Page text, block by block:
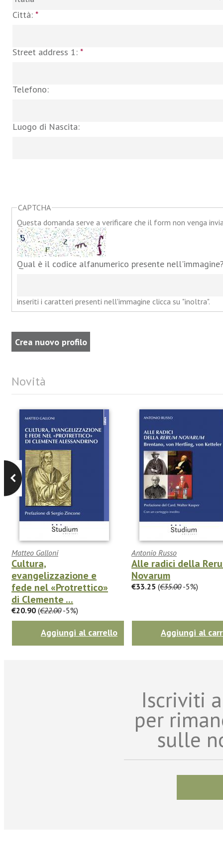
Città: *
Street address 1: *
Telefono:
Luogo di Nascita:
CAPTCHA
Questa domanda serve a verificare che il form non venga
Qual è il codice alfanumerico presente
inseriti i caratteri presenti nell'immagine clicca su "inoltra".
Novità
Matteo Galloni
Cultura,
evangelizzazione e
fede nel «Protrettico»
di Clemente ...
€20.90 (€22.00-5%)
Aggiungi al carrello
Antonio Russo
Alle radici della
Novarum
€33.25 (€35.00-5%)
Aggiungi al
Iscriviti
per
sulle